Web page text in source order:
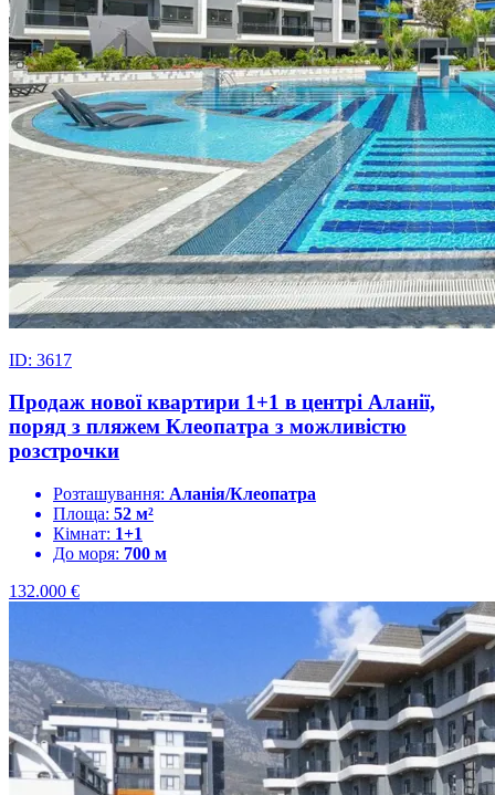
ID: 3617
Продаж нової квартири 1+1 в центрі Аланії,
поряд з пляжем Клеопатра з можливістю
розстрочки
Розташування: Аланія/Клеопатра
Площа: 52 м²
Кімнат: 1+1
До моря: 700 м
132.000 €